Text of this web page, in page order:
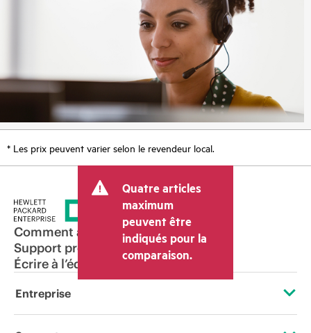
* Les prix peuvent varier selon le revendeur local.
Quatre articles
maximum
peuvent être
indiqués pour la
comparaison.
Comment acheter
Support produit
Écrire à l’équipe commerciale
Entreprise
À propos de HPE